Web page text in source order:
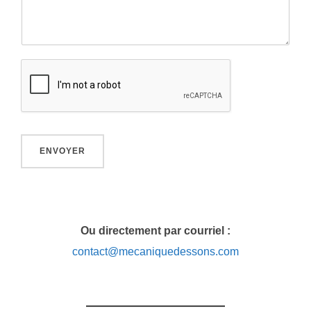
ENVOYER
Ou directement par courriel :
contact@mecaniquedessons.com